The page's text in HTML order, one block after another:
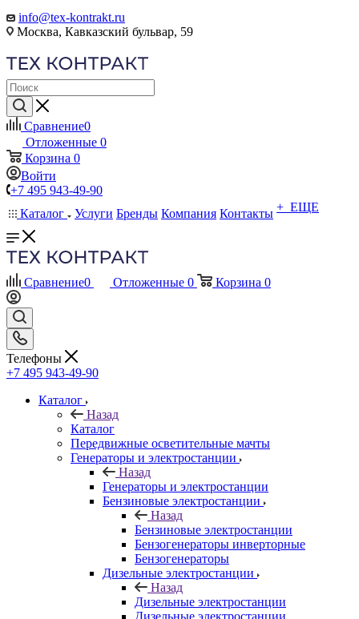
info@tex-kontrakt.ru
Москва, Кавказский бульвар, 59
Сравнение0
Отложенные 0
Корзина 0
Войти
+7 495 943-49-90
Каталог
Услуги Бренды Компания Контакты + ЕЩЕ
Сравнение0 Отложенные 0 Корзина 0
Телефоны
+7 495 943-49-90
Каталог
Назад
Каталог
Передвижные осветительные мачты
Генераторы и электростанции
Назад
Генераторы и электростанции
Бензиновые электростанции
Назад
Бензиновые электростанции
Бензогенераторы инверторные
Бензогенераторы
Дизельные электростанции
Назад
Дизельные электростанции
Дизельные электростанции